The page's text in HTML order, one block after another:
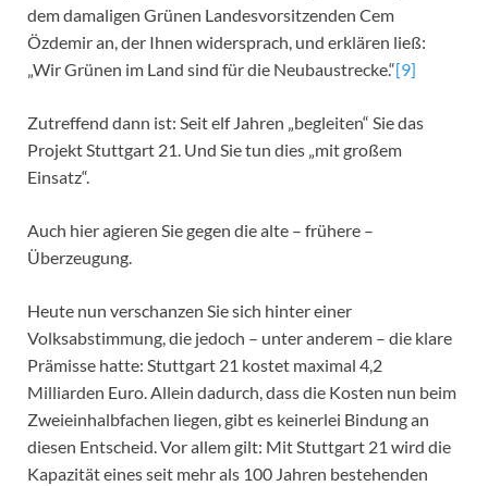
dem damaligen Grünen Landesvorsitzenden Cem
Özdemir an, der Ihnen widersprach, und erklären ließ:
„Wir Grünen im Land sind für die Neubaustrecke.“[9]
Zutreffend dann ist: Seit elf Jahren „begleiten“ Sie das
Projekt Stuttgart 21. Und Sie tun dies „mit großem
Einsatz“.
Auch hier agieren Sie gegen die alte – frühere –
Überzeugung.
Heute nun verschanzen Sie sich hinter einer
Volksabstimmung, die jedoch – unter anderem – die klare
Prämisse hatte: Stuttgart 21 kostet maximal 4,2
Milliarden Euro. Allein dadurch, dass die Kosten nun beim
Zweieinhalbfachen liegen, gibt es keinerlei Bindung an
diesen Entscheid. Vor allem gilt: Mit Stuttgart 21 wird die
Kapazität eines seit mehr als 100 Jahren bestehenden